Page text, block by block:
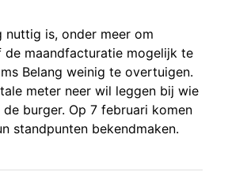
is, onder meer om
de maandfacturatie mogelijk te
Belang weinig te overtuigen.
meter neer wil leggen bij wie
burger. Op 7 februari komen
standpunten bekendmaken.